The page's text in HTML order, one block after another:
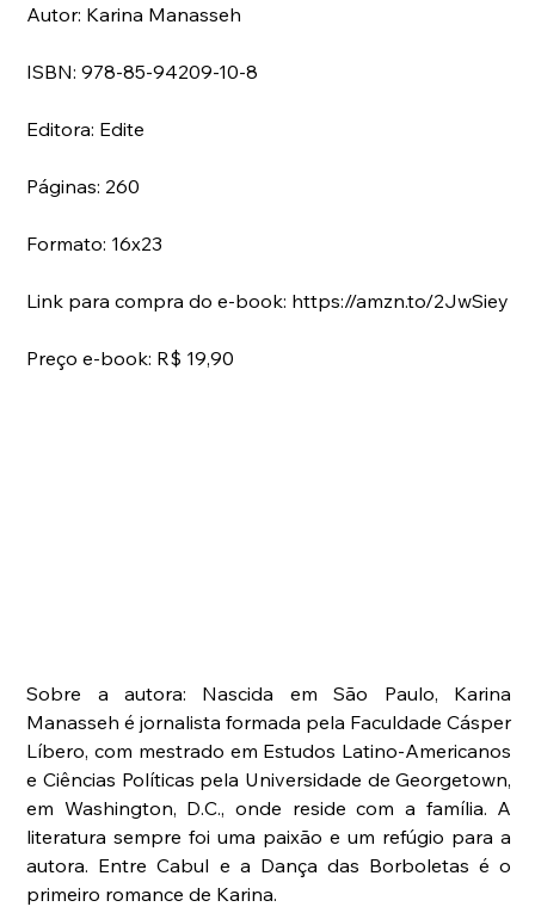
Autor: Karina Manasseh
ISBN: 978-85-94209-10-8
Editora: Edite
Páginas: 260
Formato: 16x23
Link para compra do e-book: https://amzn.to/2JwSiey
Preço e-book: R$ 19,90
Sobre a autora: Nascida em São Paulo, Karina
Manasseh é jornalista formada pela Faculdade Cásper
Líbero, com mestrado em Estudos Latino-Americanos
e Ciências Políticas pela Universidade de Georgetown,
em Washington, D.C., onde reside com a família. A
literatura sempre foi uma paixão e um refúgio para a
autora. Entre Cabul e a Dança das Borboletas é o
primeiro romance de Karina.